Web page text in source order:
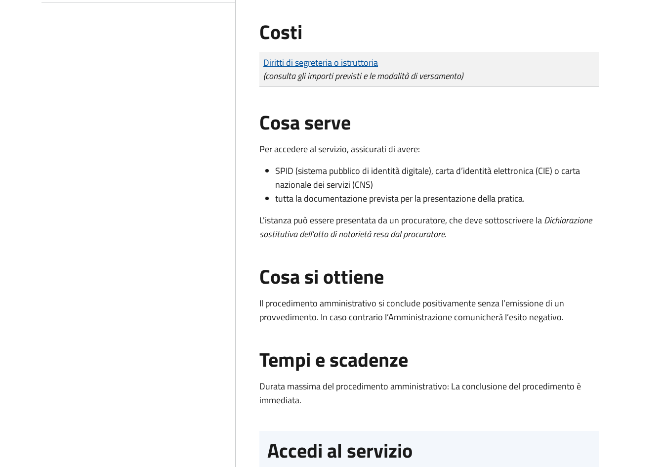
Costi
Tipo di pagamento
Importo
Diritti di segreteria o istruttoria
(consulta gli importi previsti e le modalità di versamento)
Cosa serve
Per accedere al servizio, assicurati di avere:
SPID (sistema pubblico di identità digitale), carta d’identità elettronica (CIE) o carta
nazionale dei servizi (CNS)
tutta la documentazione prevista per la presentazione della pratica.
L'istanza può essere presentata da un procuratore, che deve sottoscrivere laDichiarazione
sostitutiva dell'atto di notorietà resa dal procuratore.
Cosa si ottiene
Il procedimento amministrativo si conclude positivamente senza l’emissione di un
provvedimento. In caso contrario l’Amministrazione comunicherà l’esito negativo.
Tempi e scadenze
Durata massima del procedimento amministrativo: La conclusione del procedimento è
immediata.
Accedi al servizio